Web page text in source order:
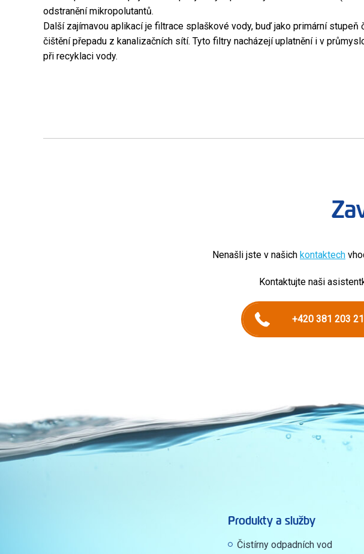
odstranění mikropolutantů.
Další zajímavou aplikací je filtrace splaškové vody, buď jako primární stupeň
čištění přepadu z kanalizačních sítí. Tyto filtry nacházejí uplatnění i v
při recyklaci vody.
Nenašli jste v našich kontaktech
Kontaktujte naši
+420 381 203
Produkty a služby
Čistírny odpadních vod